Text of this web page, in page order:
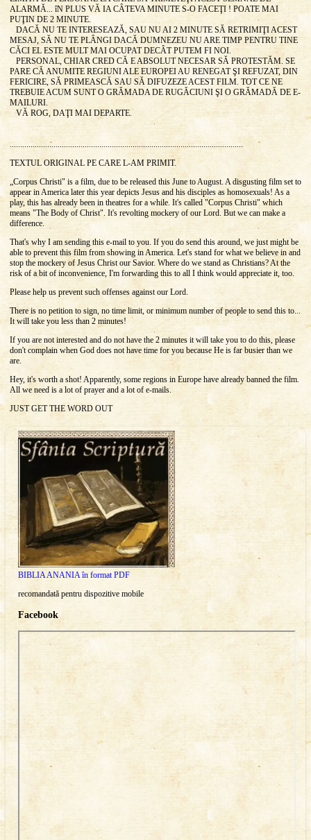
ALARMĂ... îN PLUS VĂ IA CÂTEVA MINUTE S-O FACEŢI ! POATE MAI
PUŢIN DE 2 MINUTE.
DACĂ NU TE INTERESEAZĂ, SAU NU AI 2 MINUTE SĂ RETRIMIŢI ACEST
MESAJ, SĂ NU TE PLÂNGI DACĂ DUMNEZEU NU ARE TIMP PENTRU TINE
CĂCI EL ESTE MULT MAI OCUPAT DECÂT PUTEM FI NOI.
PERSONAL, CHIAR CRED CĂ E ABSOLUT NECESAR SĂ PROTESTĂM. SE
PARE CĂ ANUMITE REGIUNI ALE EUROPEI AU RENEGAT ŞI REFUZAT, DIN
FERICIRE, SĂ PRIMEASCĂ SAU SĂ DIFUZEZE ACEST FILM. TOT CE NE
TREBUIE ACUM SUNT O GRĂMADA DE RUGĂCIUNI ŞI O GRĂMADĂ DE E-
MAILURI.
VĂ ROG, DAŢI MAI DEPARTE.
................................................................................................................
TEXTUL ORIGINAL PE CARE L-AM PRIMIT.
„Corpus Christi" is a film, due to be released this June to August. A disgusting film set to
appear in America later this year depicts Jesus and his disciples as homosexuals! As a
play, this has already been in theatres for a while. It's called "Corpus Christi" which
means "The Body of Christ". It's revolting mockery of our Lord. But we can make a
difference.
That's why I am sending this e-mail to you. If you do send this around, we just might be
able to prevent this film from showing in America. Let's stand for what we believe in and
stop the mockery of Jesus Christ our Savior. Where do we stand as Christians? At the
risk of a bit of inconvenience, I'm forwarding this to all I think would appreciate it, too.
Please help us prevent such offenses against our Lord.
There is no petition to sign, no time limit, or minimum number of people to send this to...
It will take you less than 2 minutes!
If you are not interested and do not have the 2 minutes it will take you to do this, please
don't complain when God does not have time for you because He is far busier than we
are.
Hey, it's worth a shot! Apparently, some regions in Europe have already banned the film.
All we need is a lot of prayer and a lot of e-mails.
JUST GET THE WORD OUT
BIBLIA ANANIA în format PDF
recomandată pentru dispozitive mobile
Facebook